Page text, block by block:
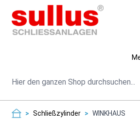
Direkt zum Inhalt
Suche
> Schließzylinder > WINKHAUS